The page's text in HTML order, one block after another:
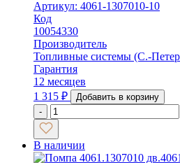
Артикул: 4061-1307010-10
Код
10054330
Производитель
Топливные системы (С.-
Гарантия
12 месяцев
1 315 ₽
Добавить в корзину
-
В наличии